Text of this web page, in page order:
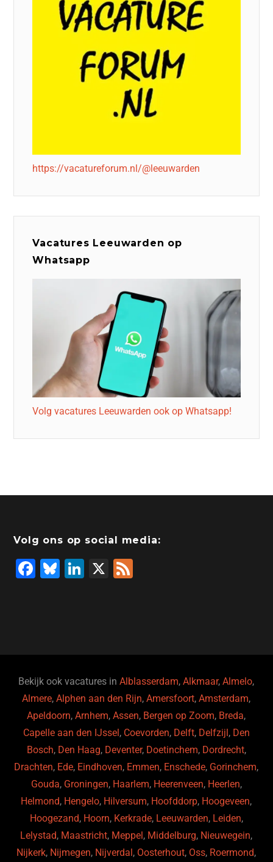
https://vacatureforum.nl/@leeuwarden
Vacatures Leeuwarden op
Whatsapp
Volg vacatures Leeuwarden ook op Whatsapp!
Volg ons op social media:
F
o
k
Bl
Li X
Bekijk ook vacatures inAlblasserdam,Alkmaar,Almelo,
Almere,Alphen aan den Rijn,Amersfoort,Amsterdam,
Apeldoorn,Arnhem,Assen, Bergen op Zoom, Breda,
Capelle aan den IJssel, Coevorden, Delft, Delfzijl, Den
Bosch, Den Haag, Deventer, Doetinchem, Dordrecht,
Drachten, Ede, Eindhoven, Emmen, Enschede, Gorinchem,
Gouda, Groningen, Haarlem, Heerenveen, Heerlen,
Helmond, Hengelo, Hilversum, Hoofddorp, Hoogeveen,
Hoogezand, Hoorn, Kerkrade, Leeuwarden, Leiden,
Lelystad, Maastricht, Meppel, Middelburg, Nieuwegein,
Nijkerk, Nijmegen, Nijverdal, Oosterhout, Oss, Roermond,